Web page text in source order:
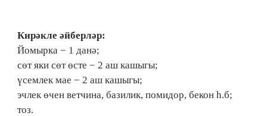
Кирәкле әйберләр:
Йомырка − 1 данә;
сөт яки сөт өсте − 2 аш кашыгы;
үсемлек мае − 2 аш кашыгы;
эчлек өчен ветчина, базилик, помидор, бекон һ.б;
тоз.